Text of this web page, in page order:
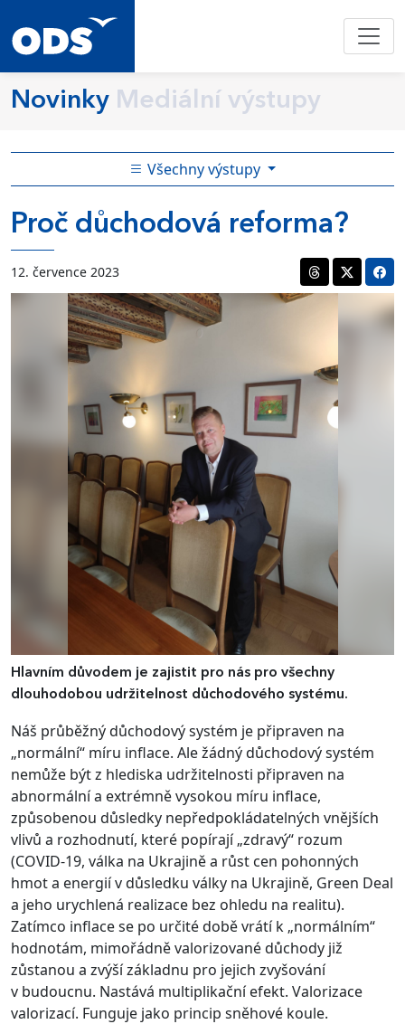
Novinky Mediální výstupy
Všechny výstupy
Proč důchodová reforma?
12. července 2023
Hlavním důvodem je zajistit pro nás pro všechny
dlouhodobou udržitelnost důchodového systému.
Náš průběžný důchodový systém je připraven na
„normální“ míru inflace. Ale žádný důchodový systém
nemůže být z hlediska udržitelnosti připraven na
abnormální a extrémně vysokou míru inflace,
způsobenou důsledky nepředpokládatelných vnějších
vlivů a rozhodnutí, které popírají „zdravý“ rozum
(COVID-19, válka na Ukrajině a růst cen pohonných
hmot a energií v důsledku války na Ukrajině, Green Deal
a jeho urychlená realizace bez ohledu na realitu).
Zatímco inflace se po určité době vrátí k „normálním“
hodnotám, mimořádně valorizované důchody již
zůstanou a zvýší základnu pro jejich zvyšování
v budoucnu. Nastává multiplikační efekt. Valorizace
valorizací. Funguje jako princip sněhové koule.